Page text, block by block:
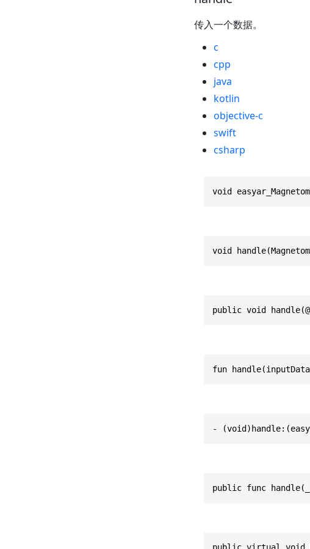
传入一个数据。
c
cpp
java
kotlin
objective-c
swift
csharp
void
void
public void
fun
-
public func
public virtual void